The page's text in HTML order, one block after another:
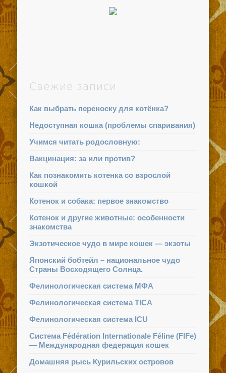
Свежие записи
Как выбрать переноску для котёнка?
Недоступная кошка (проблемы спаривания)
Учимся читать родословную:
Вакцинация: за или против?
Как познакомить котенка со взрослой
кошкой
Котенок и собака: первое знакомство
Котенок и другие животные: особенности
знакомства
Экзотическое чудо в мире кошек — экзоты
Японский бобтейл – национальное чудо
Страны Восходящего Солнца.
Фелинологическая система МФА
Фелинологическая система TICA
Фелинологическая система ICU
Система Fédération Internationale Féline (FIFe)
— Международная федерация кошек
Домашняя рысь Курильских островов